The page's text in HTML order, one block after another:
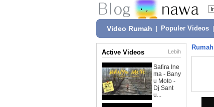
Video Rumah Populer Videos
Active Videos Lebih
Safira Ine
ma - Bany
u Moto -
Dj Sant
u...
Rumah